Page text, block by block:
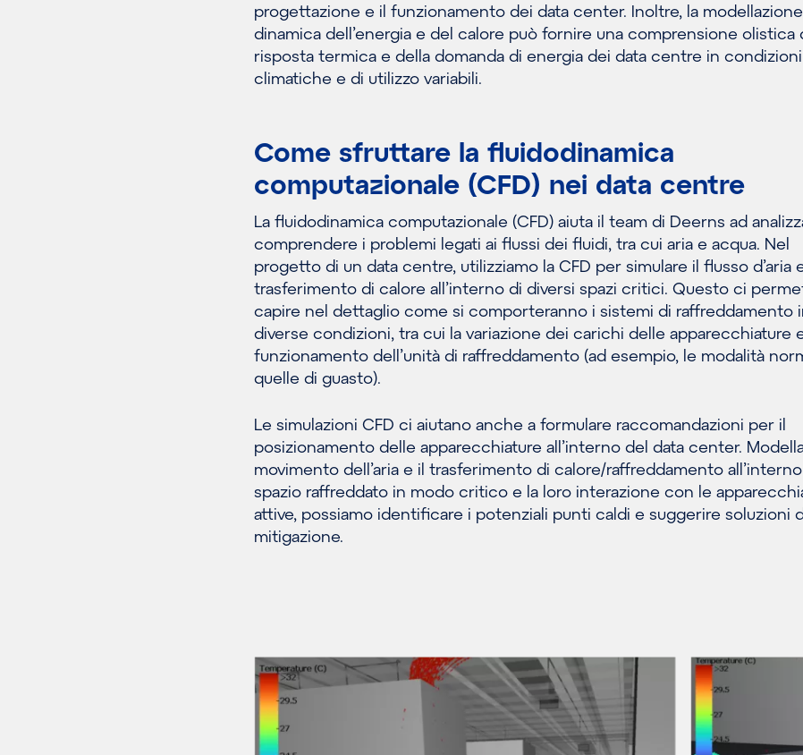
progettazione e il funzionamento dei data center. Inoltre, la modellazione
dinamica dell’energia e del calore può fornire una comprensione olistica
risposta termica e della domanda di energia dei data centre in condizioni
climatiche e di utilizzo variabili.
Come sfruttare la fluidodinamica
computazionale (CFD) nei data centre
La fluidodinamica computazionale (CFD) aiuta il team di Deerns ad
comprendere i problemi legati ai flussi dei fluidi, tra cui aria e acqua. Nel
progetto di un data centre, utilizziamo la CFD per simulare il flusso d’aria
trasferimento di calore all’interno di diversi spazi critici. Questo ci
capire nel dettaglio come si comporteranno i sistemi di raffreddamento
diverse condizioni, tra cui la variazione dei carichi delle apparecchiature
funzionamento dell’unità di raffreddamento (ad esempio, le modalità
quelle di guasto).
Le simulazioni CFD ci aiutano anche a formulare raccomandazioni per il
posizionamento delle apparecchiature all’interno del data center.
movimento dell’aria e il trasferimento di calore/raffreddamento
spazio raffreddato in modo critico e la loro interazione con le
attive, possiamo identificare i potenziali punti caldi e suggerire soluzioni
mitigazione.